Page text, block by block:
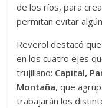
de los ríos, para
permitan evitar
Reverol destacó
en los cuatro ejes
trujillano: Capital,
Montaña, que
trabajarán los